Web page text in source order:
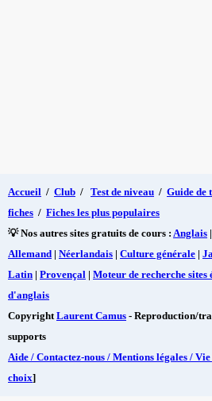
Accueil / Club / Test de niveau / Guide de
fiches / Fiches les plus populaires
💡 Nos autres sites gratuits de cours : Anglais |
Allemand | Néerlandais | Culture générale |
Latin | Provençal | Moteur de recherche sites
d'anglais
Copyright Laurent Camus - Reproduction/
supports
Aide / Contactez-nous / Mentions légales /
choix]